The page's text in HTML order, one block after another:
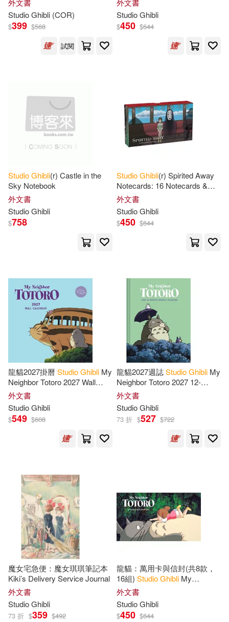
外文書
StudioGhibli (COR)
$399 $568
試閱
Postcards
外文書
StudioGhibli
$450 $644
StudioGhibli(r) Castle in the
Sky Notebook
外文書
StudioGhibli
$758
StudioGhibli(r) Spirited Away
Notecards: 16 Notecards &
Envelopes
外文書
StudioGhibli
$450 $644
龍貓2027掛曆StudioGhibli My
Neighbor Totoro 2027 Wall
Calendar
外文書
StudioGhibli
$549 $608
龍貓2027週誌StudioGhibli My
Neighbor Totoro 2027 12-
Month Weekly Planner
外文書
StudioGhibli
73 折 $527 $722
魔女宅急便：魔女琪琪筆記本
Kiki’s Delivery Service Journal
外文書
StudioGhibli
73 折 $359 $492
龍貓：萬用卡與信封(共8款，
16組) StudioGhibli My
Neighbor Totoro Notecards
外文書
StudioGhibli
$450 $644